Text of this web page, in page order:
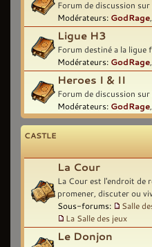
Forum de discussion
Modérateurs: GodRage
Ligue H3
Forum destiné a la
Modérateurs: GodRage
Heroes I & II
Forum de discussion
Modérateurs: GodRage
CASTLE
La Cour
La Cour est l'endroit de
promener, discuter ou
Sous-forums:
Salle
La Salle des jeux
Le Donjon